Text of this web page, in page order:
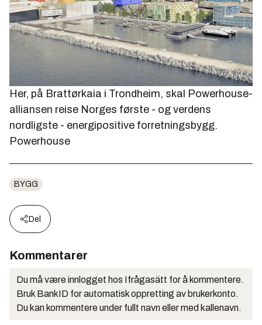
Her, på Brattørkaia i Trondheim, skal Powerhouse-
alliansen reise Norges første - og verdens
nordligste - energipositive forretningsbygg.
Powerhouse
BYGG
Del
Kommentarer
Du må være innlogget hos Ifrågasätt for å kommentere.
Bruk BankID for automatisk oppretting av brukerkonto.
Du kan kommentere under fullt navn eller med kallenavn.